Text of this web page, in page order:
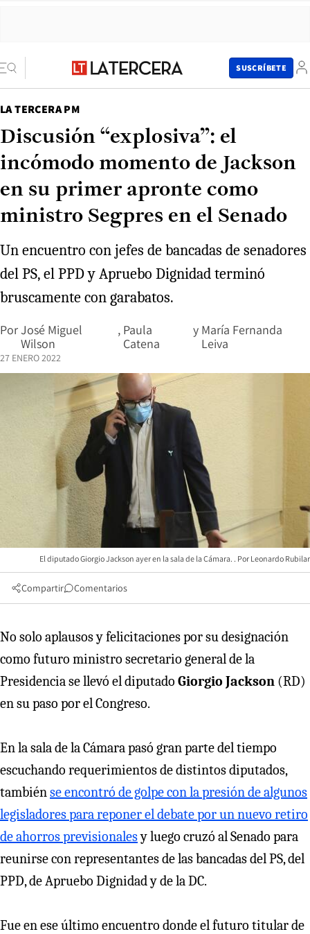
SUSCRÍBETE
LA TERCERA PM
Discusión “explosiva”: el
incómodo momento de Jackson
en su primer apronte como
ministro Segpres en el Senado
Un encuentro con jefes de bancadas de senadores
del PS, el PPD y Apruebo Dignidad terminó
bruscamente con garabatos.
PorJosé Miguel
Wilson
, Paula
Catena
y María Fernanda
Leiva
27 ENERO 2022
El diputado Giorgio Jackson ayer en la sala de la Cámara. Leonardo Rubilar
Compartir Comentarios
No solo aplausos y felicitaciones por su designación
como futuro ministro secretario general de la
Presidencia se llevó el diputado Giorgio Jackson (RD)
en su paso por el Congreso.
En la sala de la Cámara pasó gran parte del tiempo
escuchando requerimientos de distintos diputados,
tambiénse encontró de golpe con la presión de algunos
legisladores para reponer el debate por un nuevo retiro
de ahorros previsionalesy luego cruzó al Senado para
reunirse con representantes de las bancadas del PS, del
PPD, de Apruebo Dignidad y de la DC.
Fue en ese último encuentro donde el futuro titular de